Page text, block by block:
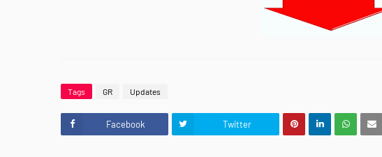
Tags GR Updates
Facebook Twitter